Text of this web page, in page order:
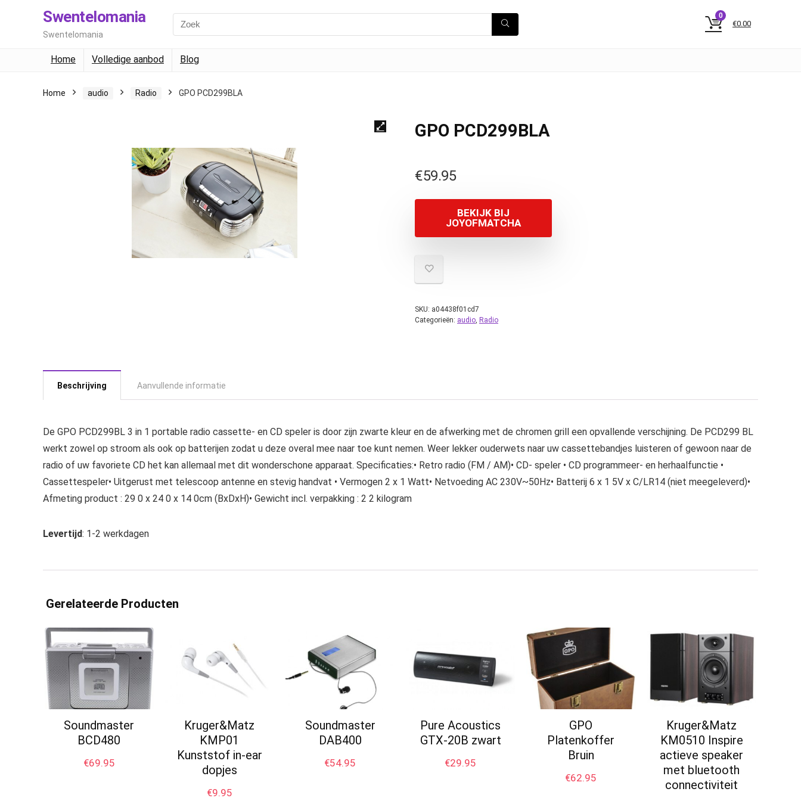
Swentelomania
Swentelomania
0
€0.00
Home Volledige aanbod Blog
Home audio Radio GPO PCD299BLA
GPO PCD299BLA
€59.95
BEKIJK BIJ
JOYOFMATCHA
SKU: a04438f01cd7
Categorieën: audio, Radio
Beschrijving Aanvullende informatie
De GPO PCD299BL 3 in 1 portable radio cassette- en CD speler is door zijn zwarte kleur en de afwerking met de chromen grill een opvallende verschijning. De PCD299 BL
werkt zowel op stroom als ook op batterijen zodat u deze overal mee naar toe kunt nemen. Weer lekker ouderwets naar uw cassettebandjes luisteren of gewoon naar de
radio of uw favoriete CD het kan allemaal met dit wonderschone apparaat. Specificaties:• Retro radio (FM / AM)• CD- speler • CD programmeer- en herhaalfunctie •
Cassettespeler• Uitgerust met telescoop antenne en stevig handvat • Vermogen 2 x 1 Watt• Netvoeding AC 230V~50Hz• Batterij 6 x 1 5V x C/LR14 (niet meegeleverd)•
Afmeting product : 29 0 x 24 0 x 14 0cm (BxDxH)• Gewicht incl. verpakking : 2 2 kilogram
Levertijd: 1-2 werkdagen
Gerelateerde Producten
Soundmaster
BCD480
€69.95
Kruger&Matz
KMP01
Kunststof in-ear
dopjes
€9.95
Soundmaster
DAB400
€54.95
Pure Acoustics
GTX-20B zwart
€29.95
GPO
Platenkoffer
Bruin
€62.95
Kruger&Matz
KM0510 Inspire
actieve speaker
met bluetooth
connectiviteit